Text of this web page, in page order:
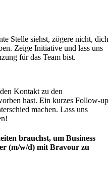
Stelle siehst, zögere nicht, dich
Zeige Initiative und lass uns
für das Team bist.
Kontakt zu den
hast. Ein kurzes Follow-up
machen. Lass uns
brauchst, um Business
(m/w/d) mit Bravour zu